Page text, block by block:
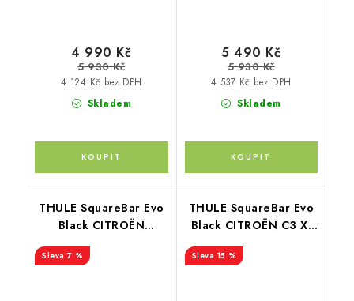
Skladem
4 124 Kč bez DPH
4 990 Kč
5 930 Kč
Skladem
4 537 Kč bez DPH
5 490 Kč
5 930 Kč
THULE SquareBar Evo
Black CITROËN
08-18
7 %
THULE SquareBar Evo
Black CITROËN C3 X-
15 %